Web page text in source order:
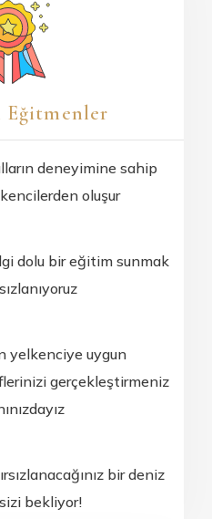
Eğitmenler
deneyimine sahip
oluşur
dolu bir eğitim sunmak
yelkenciye uygun
gerçekleştirmeniz
bir deniz
bekliyor!